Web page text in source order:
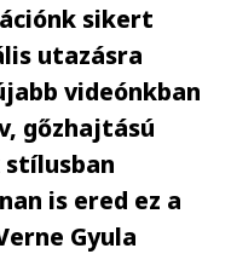
sikert
utazásra
videónkban
gőzhajtású
stílusban
is ered ez a
Gyula